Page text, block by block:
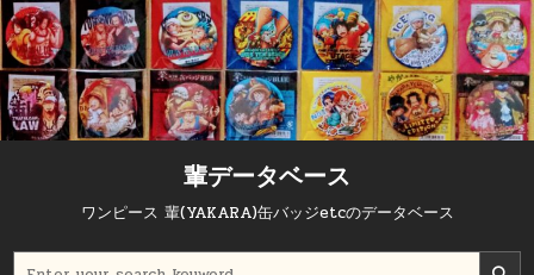
Skip to content
輩データベース
ワンピース 輩(YAKARA)缶バッジetcのデータベース